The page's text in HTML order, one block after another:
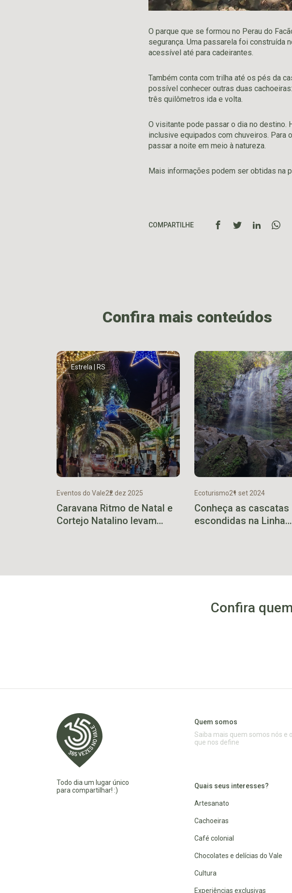
O parque que se formou no Perau do
segurança. Uma passarela foi construída
acessível até para cadeirantes.
Também conta com trilha até os pés da
possível conhecer outras duas
três quilômetros ida e volta.
O visitante pode passar o dia no destino.
inclusive equipados com chuveiros. Para
passar a noite em meio à natureza.
Mais informações podem ser obtidas na
COMPARTILHE
Confira mais conteúdos
Estrela | RS
Eventos do Vale22 dez 2025
Caravana Ritmo de Natal e
Cortejo Natalino levam
Ecoturismo21 set 2024
Conheça as cascatas
escondidas na Linha
Confira
Todo dia um lugar único
para compartilhar! :)
Quem somos
Saiba mais quem somos nós e o
que nos define
Quais seus interesses?
Artesanato
Cachoeiras
Café colonial
Chocolates e delícias do Vale
Cultura
Experiências exclusivas